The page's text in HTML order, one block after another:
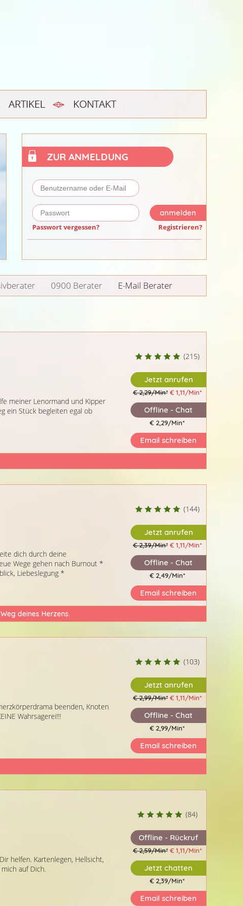
ARTIKEL KONTAKT
ZUR ANMELDUNG
Passwort vergessen? Registrieren?
0900 Berater E-Mail Berater
meiner Lenormand und Kipper
ein Stück begleiten egal ob
(215)
Jetzt anrufen
€ 2,29/Min* € 1,11/Min*
Offline - Chat
€ 2,29/Min*
Email schreiben
dich durch deine
Wege gehen nach Burnout *
Liebeslegung *
(144)
Jetzt anrufen
€ 2,39/Min* € 1,11/Min*
Offline - Chat
€ 2,49/Min*
Email schreiben
deines Herzens.
beenden, Knoten
Wahrsagerei!!!
(103)
Jetzt anrufen
€ 2,99/Min* € 1,11/Min*
Offline - Chat
€ 2,99/Min*
Email schreiben
helfen. Kartenlegen, Hellsicht,
auf Dich.
(84)
Offline - Rückruf
€ 2,59/Min* € 1,11/Min*
Jetzt chatten
€ 2,39/Min*
Email schreiben